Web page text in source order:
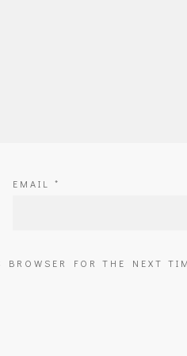
EMAIL *
FOR THE NEXT